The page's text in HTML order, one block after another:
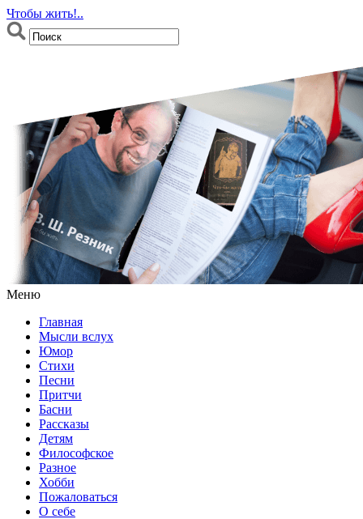
Чтобы жить!..
Меню
Главная
Мысли вслух
Юмор
Стихи
Песни
Притчи
Басни
Рассказы
Детям
Философское
Разное
Хобби
Пожаловаться
О себе